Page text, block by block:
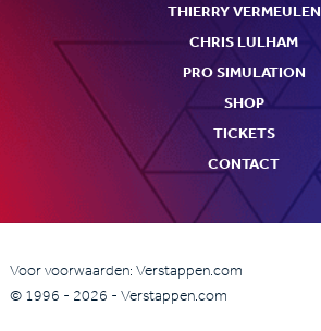
THIERRY VERMEULEN
CHRIS LULHAM
PRO SIMULATION
SHOP
TICKETS
CONTACT
Voor voorwaarden: Verstappen.com
© 1996 - 2026 - Verstappen.com